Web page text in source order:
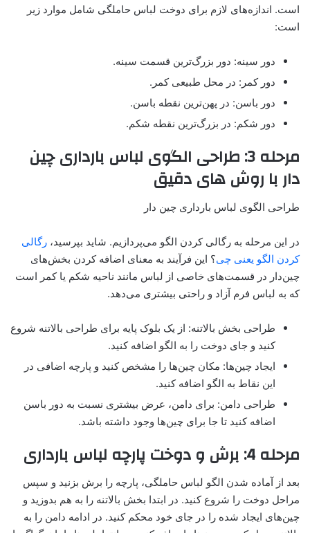
است. اندازه‌های لازم برای دوخت لباس حاملگی شامل موارد زیر
است:
دور سینه: دور بزرگ‌ترین قسمت سینه.
دور کمر: در محل طبیعی کمر.
دور باسن: در پهن‌ترین نقطه باسن.
دور شکم: در بزرگ‌ترین نقطه شکم.
مرحله 3: طراحی الگوی لباس بارداری چین‌
دار با روش های دقیق
طراحی الگوی لباس بارداری چین دار
در این مرحله به رگالی کردن الگو می‌پردازیم. شاید بپرسید، رگالی
کردن الگو یعنی چی؟ این فرآیند به معنای اضافه کردن بخش‌های
چین‌دار در قسمت‌های خاصی از لباس مانند ناحیه شکم یا کمر است
که به لباس فرم آزاد و راحتی بیشتری می‌دهد.
طراحی بخش بالاتنه: از یک بلوک پایه برای طراحی بالاتنه شروع
کنید و جای دوخت را به الگو اضافه کنید.
ایجاد چین‌ها: مکان چین‌ها را مشخص کنید و پارچه اضافی در
این نقاط به الگو اضافه کنید.
طراحی دامن: برای دامن، عرض بیشتری نسبت به دور باسن
اضافه کنید تا جا برای چین‌ها وجود داشته باشد.
مرحله 4: برش و دوخت پارچه لباس بارداری
بعد از آماده شدن الگو لباس حاملگی، پارچه را برش بزنید و سپس
مراحل دوخت را شروع کنید. در ابتدا بخش بالاتنه را به هم بدوزید و
چین‌های ایجاد شده را در جای خود محکم کنید. در ادامه دامن را به